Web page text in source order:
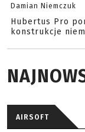
Damian Niemczuk
Hubertus Pro
konstrukcje
AIRSOFT